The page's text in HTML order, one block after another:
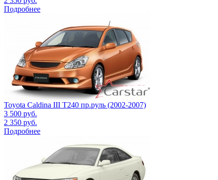
Подробнее
Toyota Caldina III Т240 пр.руль (2002-2007)
3 500 руб.
2 350 руб.
Подробнее